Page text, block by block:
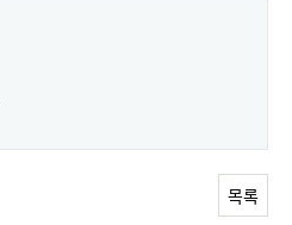
목록